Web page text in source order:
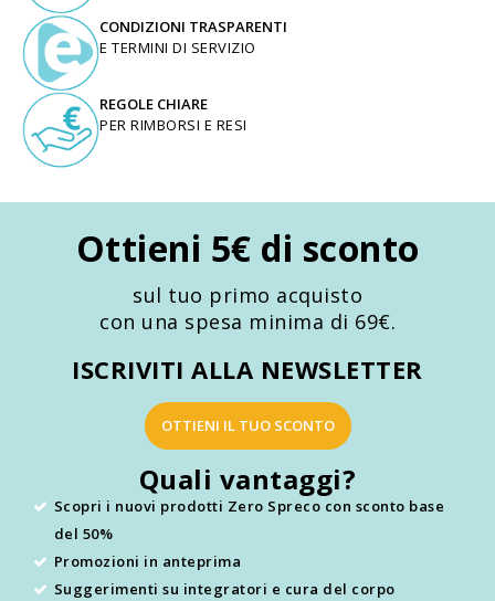
CONDIZIONI TRASPARENTI
E TERMINI DI SERVIZIO
REGOLE CHIARE
PER RIMBORSI E RESI
Ottieni 5€ di sconto
sul tuo primo acquisto
con una spesa minima di 69€.
ISCRIVITI ALLA NEWSLETTER
OTTIENI IL TUO SCONTO
Quali vantaggi?
Scopri i nuovi prodotti Zero Spreco con sconto base
del 50%
Promozioni in anteprima
Suggerimenti su integratori e cura del corpo